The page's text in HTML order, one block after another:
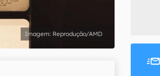
Reprodução/AMD